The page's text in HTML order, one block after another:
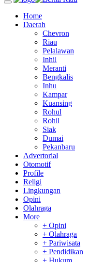
Home
Daerah
Chevron
Riau
Pelalawan
Inhil
Meranti
Bengkalis
Inhu
Kampar
Kuansing
Rohul
Rohil
Siak
Dumai
Pekanbaru
Advertorial
Otomotif
Profile
Religi
Lingkungan
Opini
Olahraga
More
+ Opini
+ Olahraga
+ Pariwisata
+ Pendidikan
+ Hukum